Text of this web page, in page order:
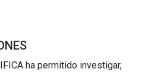
ha permitido investigar,